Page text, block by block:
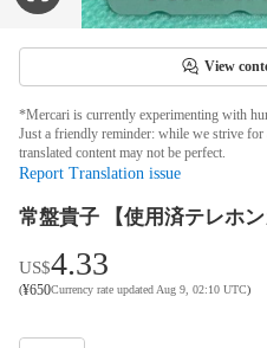
View
*Mercari is currently experimenting with
Just a friendly reminder: while we strive for
translated content may not be perfect.
Report Translation issue
常盤貴子 【使用済テレホン
US$4.33
(¥650Currency rate updated Aug 9, 02:10 UTC)